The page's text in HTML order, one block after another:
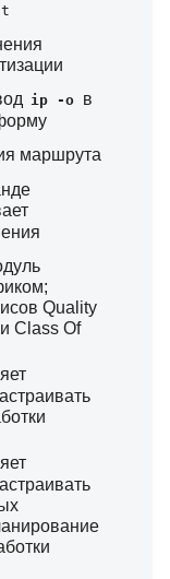
ip -o в
маршрута
Quality
Class Of